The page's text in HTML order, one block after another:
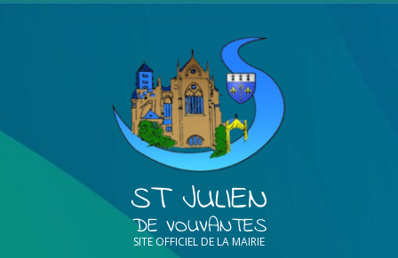
ST JULIEN
DE VOUVANTES
SITE OFFICIEL DE LA MAIRIE